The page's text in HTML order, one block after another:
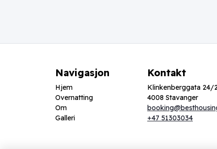
Navigasjon
Hjem
Overnatting
Om
Galleri
Kontakt
Klinkenberggata 24/
4008 Stavanger
+47 51303034